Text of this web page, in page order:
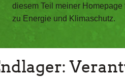
diesem Teil meiner
zu Energie und Klimaschutz.